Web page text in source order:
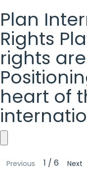
Plan
Rights
rights
heart of
Plan
Previous 1 / 6
Next